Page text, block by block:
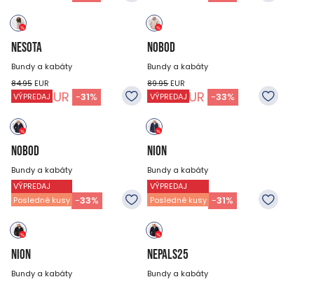
NESOTA
Bundy a kabáty
84.95 EUR
58.95EUR -31%
NOBOD
Bundy a kabáty
89.95EUR
59.95EUR -33%
VÝPREDAJ
NOBOD
Bundy a kabáty
89.95EUR
59.95EUR -33%
VÝPREDAJ
NION
Bundy a kabáty
79.95EUR
54.95EUR -31%
VÝPREDAJ
Posledné kusy
NION
Bundy a kabáty
VÝPREDAJ
Posledné kusy
NEPALS25
Bundy a kabáty